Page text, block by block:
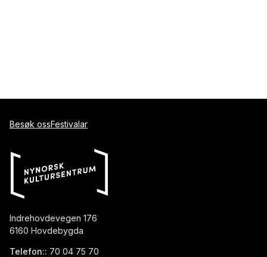
Besøk ossFestivalar
Indrehovdevegen 176
6160 Hovdebygda
Telefon:: 70 04 75 70